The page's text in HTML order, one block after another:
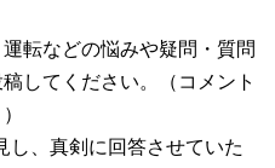
転などの悩みや疑問・質問
してください。（コメント
し、真剣に回答させていた